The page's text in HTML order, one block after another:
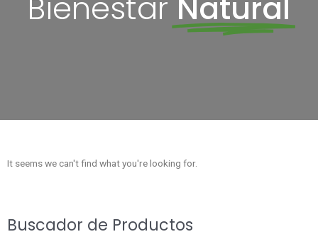
Bienestar Natural
It seems we can't find what you're looking for.
Buscador de Productos
Buscar